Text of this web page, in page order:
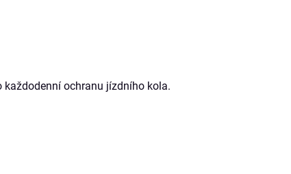
ochranu jízdního kola.